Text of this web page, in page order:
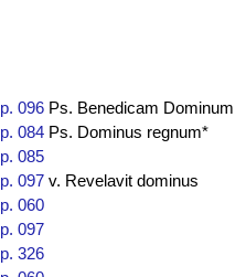
p. 096Ps. Benedicam Dominum
p. 084Ps. Dominus regnum*
p. 085
p. 097v. Revelavit dominus
p. 060
p. 097
p. 326